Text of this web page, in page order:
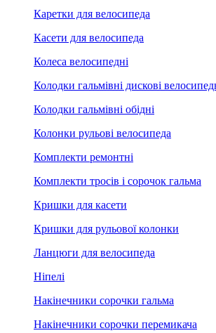
Каретки для велосипеда
Касети для велосипеда
Колеса велосипедні
Колодки гальмівні дискові
Колодки гальмівні обідні
Колонки рульові велосипеда
Комплекти ремонтні
Комплекти тросів і сорочок гальма
Кришки для касети
Кришки для рульової колонки
Ланцюги для велосипеда
Ніпелі
Накінечники сорочки гальма
Накінечники сорочки перемикача